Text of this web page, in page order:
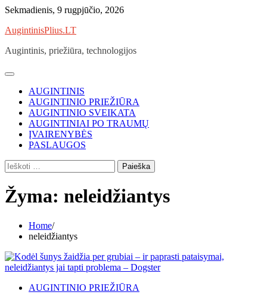
Skip
content
Sekmadienis, 9 rugpjūčio, 2026
AugintinisPlius.LT
Augintinis, priežiūra, technologijos
AUGINTINIS
AUGINTINIO PRIEŽIŪRA
AUGINTINIO SVEIKATA
AUGINTINIAI PO TRAUMŲ
ĮVAIRENYBĖS
PASLAUGOS
Ieškoti:
Žyma: neleidžiantys
Home
neleidžiantys
AUGINTINIO PRIEŽIŪRA